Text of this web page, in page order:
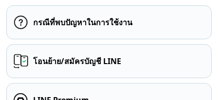
กรณีที่พบปัญหาในการใช้งาน
โอนย้าย/สมัครบัญชี LINE